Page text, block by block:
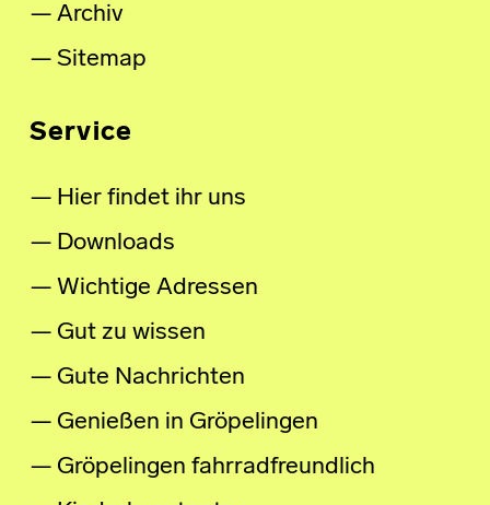
Archiv
Sitemap
Service
Hier findet ihr uns
Downloads
Wichtige Adressen
Gut zu wissen
Gute Nachrichten
Genießen in Gröpelingen
Gröpelingen fahrradfreundlich